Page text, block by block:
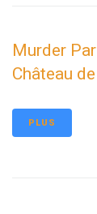
Murder
Château
PLUS